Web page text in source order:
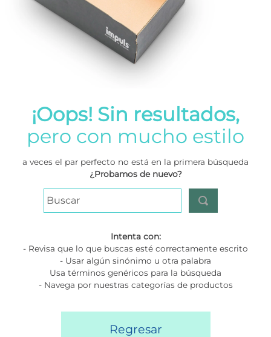
¡Oops! Sin resultados,
pero con mucho estilo
a veces el par perfecto no está en la primera búsqueda
¿Probamos de nuevo?
Intenta con:
- Revisa que lo que buscas esté correctamente escrito
- Usar algún sinónimo u otra palabra
Usa términos genéricos para la búsqueda
- Navega por nuestras categorías de productos
Regresar